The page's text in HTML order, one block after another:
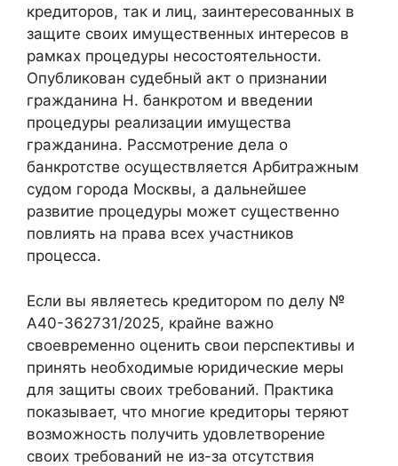
кредиторов, так и лиц, заинтересованных в
защите своих имущественных интересов в
рамках процедуры несостоятельности.
Опубликован судебный акт о признании
гражданина Н. банкротом и введении
процедуры реализации имущества
гражданина. Рассмотрение дела о
банкротстве осуществляется Арбитражным
судом города Москвы, а дальнейшее
развитие процедуры может существенно
повлиять на права всех участников
процесса.
Если вы являетесь кредитором по делу №
А40-362731/2025, крайне важно
своевременно оценить свои перспективы и
принять необходимые юридические меры
для защиты своих требований. Практика
показывает, что многие кредиторы теряют
возможность получить удовлетворение
своих требований не из-за отсутствия